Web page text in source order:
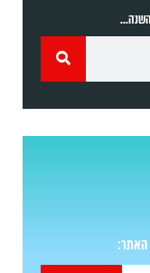
האתר: